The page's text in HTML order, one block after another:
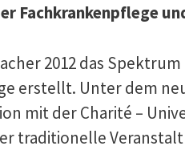
Fachkrankenpflege
2012 das
erstellt. Unter dem
mit der Charité –
traditionelle